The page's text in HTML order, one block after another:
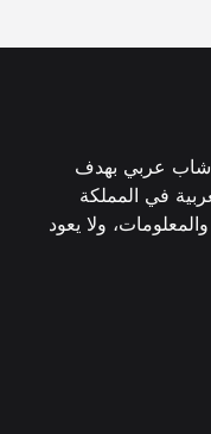
شاب عربي بهدف
في المملكة
ولا يعود